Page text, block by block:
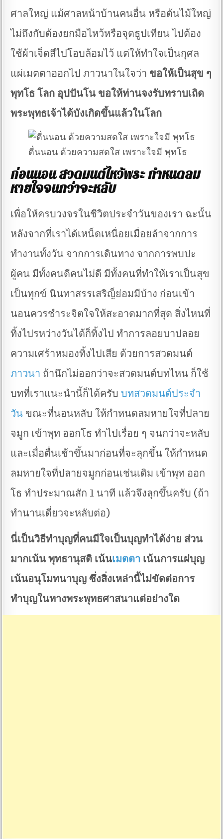
ศาลใหญ่ แม้ศาลหน้าบ้านคนอื่น หรือต้นไม้ใหญ่
ไม่ถึงกับต้องยกมือไหว้หรือจุดธูปเทียน ไปต้อง
ใช้ผ้าเจ็ดสีไปโอบล้อมไว้ แต่ให้ทำใจเป็นกุศล
แผ่เมตตาออกไป ภาวนาในใจว่า ขอให้เป็นสุข ๆ
พุทโธ โลก อุปปันโน ขอให้ท่านจงรับทราบเถิด
พระพุทธเจ้าได้บังเกิดขึ้นแล้วในโลก
ตื่นนอน ด้วยความสดใส เพราะใจมี พุทโธ
ก่อนนอน สวดมนต์ไหว้พระ กำหนดลม
หายใจจนกว่าจะหลับ
เพื่อให้ครบวงจรในชีวิตประจำวันของเรา ฉะนั้น
หลังจากที่เราได้เหน็ดเหนื่อยเมื่อยล้าจากการ
ทำงานทั้งวัน จากการเดินทาง จากการพบปะ
ผู้คน มีทั้งคนดีคนไม่ดี มีทั้งคนที่ทำให้เราเป็นสุข
เป็นทุกข์ นินทาสรรเสริญ็ย่อมมีบ้าง ก่อนเข้า
นอนควรชำระจิตใจให้สะอาดมากที่สุด สิ่งไหนที่
ทิ้งไปรหว่างวันได้ก็ทิ้งไป ทำการลอยบาปลอย
ความเศร้าหมองทิ้งไปเสีย ด้วยการสวดมนต์
ภาวนา ถ้านึกไม่ออกว่าจะสวดมนต์บทไหน ก็ใช้
บทที่เราแนะนำนี้ก็ได้ครับบทสวดมนต์ประจำ
วัน ขณะที่นอนหลับ ให้กำหนดลมหายใจที่ปลาย
จมูก เข้าพุท ออกโธ ทำไปเรื่อย ๆ จนกว่าจะหลับ
และเมื่อตื่นเช้าขึ้นมาก่อนที่จะลุกขึ้น ให้กำหนด
ลมหายใจที่ปลายจมูกก่อนเช่นเดิม เข้าพุท ออก
โธ ทำประมาณสัก 1 นาที แล้วจึงลุกขึ้นครับ (ถ้า
ทำนานเดี่ยวจะหลับต่อ)
นี่เป็นวิธีทำบุญที่คนมีใจเป็นบุญทำได้ง่าย ส่วน
มากเน้น พุทธานุสติ เน้นเมตตา เน้นการแผ่บุญ
เน้นอนุโมทนาบุญ ซึ่งสิ่งเหล่านี้ไม่ขัดต่อการ
ทำบุญในทางพระพุทธศาสนาแต่อย่างใด